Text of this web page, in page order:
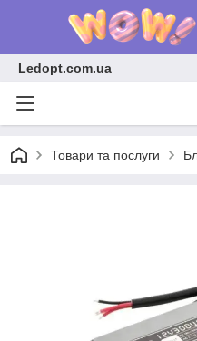
Ledopt.com.ua
Товари та послуги